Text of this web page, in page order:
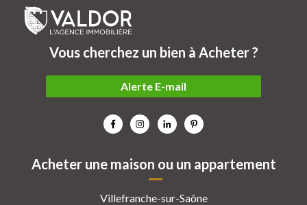
Acheter une maison ou un appartement
Villefranche-sur-Saône
Vous cherchez un bien à Acheter ?
Alerte E-mail